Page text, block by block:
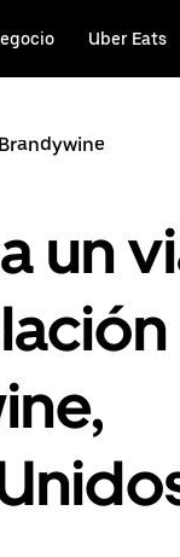
Uber Eats
Brandywine
un